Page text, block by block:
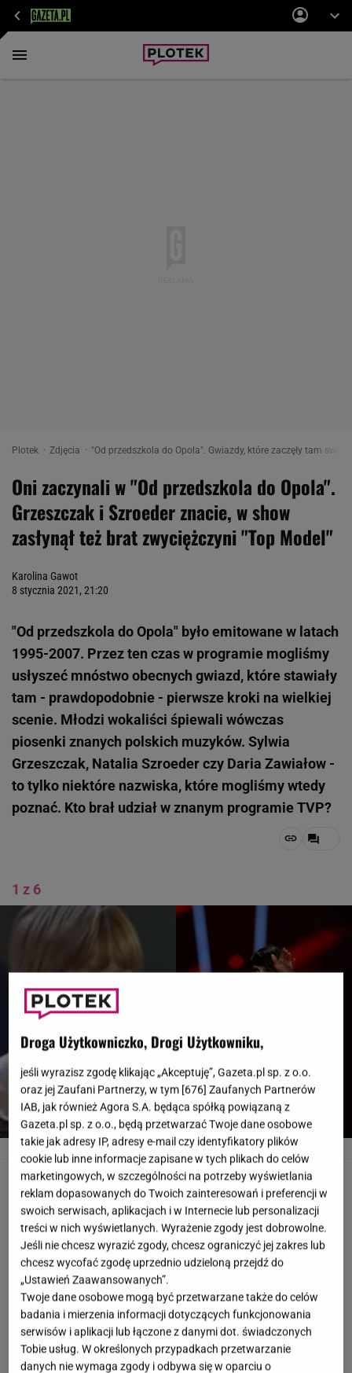
Plotek Zdjęcia "Od przedszkola do Opola". Gwiazdy, które zaczęły tam swoją
Oni zaczynali w "Od przedszkola do Opola".
Grzeszczak i Szroeder znacie, w show
zasłynął też brat zwyciężczyni "Top Model"
Karolina Gawot
8 stycznia 2021, 21:20
"Od przedszkola do Opola" było emitowane w latach
1995-2007. Przez ten czas w programie mogliśmy
usłyszeć mnóstwo obecnych gwiazd, które stawiały
tam - prawdopodobnie - pierwsze kroki na wielkiej
scenie. Młodzi wokaliści śpiewali wówczas
piosenki znanych polskich muzyków. Sylwia
Grzeszczak, Natalia Szroeder czy Daria Zawiałow -
to tylko niektóre nazwiska, które mogliśmy wtedy
poznać. Kto brał udział w znanym programie TVP?
1 z 6
Sylwia Grzeszczak YouTube, Kapif
Sylwia Grzeszczak
Sylwia Grzeszczak wzięła udział w pierwszej edycji
programu "Od przedszkola do Opola". To właśnie wtedy
w 1995 roku zaśpiewała utwór "Byle było tak"
Krzysztofa Krawczyka. W wieku pięciu lat
zaprezentowała swój występ, w późniejszych latach
doskonaliła swoje umiejętności muzyczne w rodzinnym
Poznaniu - najpierw w Państwowej Szkole Muzycznej,
Droga Użytkowniczko, Drogi Użytkowniku,
jeśli wyrazisz zgodę klikając „Akceptuję”, Gazeta.pl sp. z o.o.
oraz jej Zaufani Partnerzy, w tym [676] Zaufanych Partnerów
IAB, jak również Agora S.A. będąca spółką powiązaną z
Gazeta.pl sp. z o.o., będą przetwarzać Twoje dane osobowe
takie jak adresy IP, adresy e-mail czy identyfikatory plików
cookie lub inne informacje zapisane w tych plikach do celów
marketingowych, w szczególności na potrzeby wyświetlania
reklam dopasowanych do Twoich zainteresowań i preferencji w
swoich serwisach, aplikacjach i w Internecie lub personalizacji
treści w nich wyświetlanych. Wyrażenie zgody jest dobrowolne.
Jeśli nie chcesz wyrazić zgody, chcesz ograniczyć jej zakres lub
chcesz wycofać zgodę uprzednio udzieloną przejdź do
„Ustawień Zaawansowanych”.
Twoje dane osobowe mogą być przetwarzane także do celów
badania i mierzenia informacji dotyczących funkcjonowania
serwisów i aplikacji lub łączone z danymi dot. świadczonych
Tobie usług. W określonych przypadkach przetwarzanie
danych nie wymaga zgody i odbywa się w oparciu o